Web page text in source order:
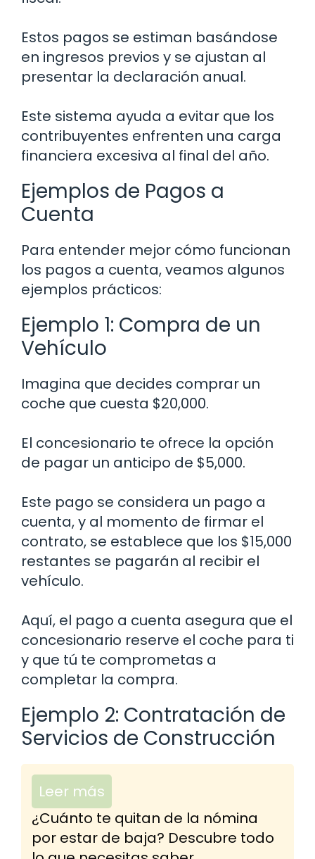
Estos pagos se estiman basándose
en ingresos previos y se ajustan al
presentar la declaración anual.
Este sistema ayuda a evitar que los
contribuyentes enfrenten una carga
financiera excesiva al final del año.
Ejemplos de Pagos a
Cuenta
Para entender mejor cómo funcionan
los pagos a cuenta, veamos algunos
ejemplos prácticos:
Ejemplo 1: Compra de un
Vehículo
Imagina que decides comprar un
coche que cuesta $20,000.
El concesionario te ofrece la opción
de pagar un anticipo de $5,000.
Este pago se considera un pago a
cuenta, y al momento de firmar el
contrato, se establece que los $15,000
restantes se pagarán al recibir el
vehículo.
Aquí, el pago a cuenta asegura que el
concesionario reserve el coche para ti
y que tú te comprometas a
completar la compra.
Ejemplo 2: Contratación de
Servicios de Construcción
Leer más
¿Cuánto te quitan de la nómina
por estar de baja? Descubre todo